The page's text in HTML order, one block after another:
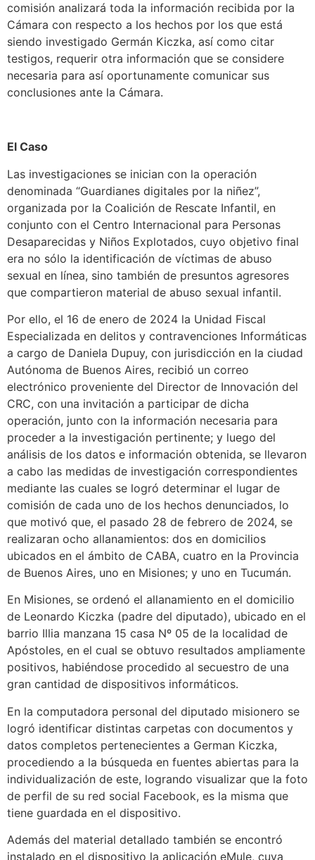
comisión analizará toda la información recibida por la
Cámara con respecto a los hechos por los que está
siendo investigado Germán Kiczka, así como citar
testigos, requerir otra información que se considere
necesaria para así oportunamente comunicar sus
conclusiones ante la Cámara.
El Caso
Las investigaciones se inician con la operación
denominada “Guardianes digitales por la niñez”,
organizada por la Coalición de Rescate Infantil, en
conjunto con el Centro Internacional para Personas
Desaparecidas y Niños Explotados, cuyo objetivo final
era no sólo la identificación de víctimas de abuso
sexual en línea, sino también de presuntos agresores
que compartieron material de abuso sexual infantil.
Por ello, el 16 de enero de 2024 la Unidad Fiscal
Especializada en delitos y contravenciones Informáticas
a cargo de Daniela Dupuy, con jurisdicción en la ciudad
Autónoma de Buenos Aires, recibió un correo
electrónico proveniente del Director de Innovación del
CRC, con una invitación a participar de dicha
operación, junto con la información necesaria para
proceder a la investigación pertinente; y luego del
análisis de los datos e información obtenida, se llevaron
a cabo las medidas de investigación correspondientes
mediante las cuales se logró determinar el lugar de
comisión de cada uno de los hechos denunciados, lo
que motivó que, el pasado 28 de febrero de 2024, se
realizaran ocho allanamientos: dos en domicilios
ubicados en el ámbito de CABA, cuatro en la Provincia
de Buenos Aires, uno en Misiones; y uno en Tucumán.
En Misiones, se ordenó el allanamiento en el domicilio
de Leonardo Kiczka (padre del diputado), ubicado en el
barrio Illia manzana 15 casa Nº 05 de la localidad de
Apóstoles, en el cual se obtuvo resultados ampliamente
positivos, habiéndose procedido al secuestro de una
gran cantidad de dispositivos informáticos.
En la computadora personal del diputado misionero se
logró identificar distintas carpetas con documentos y
datos completos pertenecientes a German Kiczka,
procediendo a la búsqueda en fuentes abiertas para la
individualización de este, logrando visualizar que la foto
de perfil de su red social Facebook, es la misma que
tiene guardada en el dispositivo.
Además del material detallado también se encontró
instalado en el dispositivo la aplicación eMule, cuya